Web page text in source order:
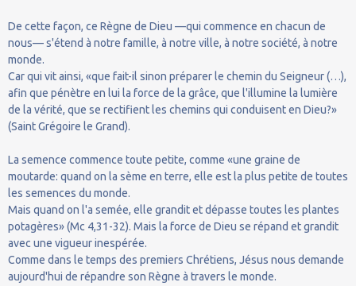
De cette façon, ce Règne de Dieu —qui commence en chacun de
nous— s'étend à notre famille, à notre ville, à notre société, à notre
monde.
Car qui vit ainsi, «que fait-il sinon préparer le chemin du Seigneur (…),
afin que pénètre en lui la force de la grâce, que l'illumine la lumière
de la vérité, que se rectifient les chemins qui conduisent en Dieu?»
(Saint Grégoire le Grand).
La semence commence toute petite, comme «une graine de
moutarde: quand on la sème en terre, elle est la plus petite de toutes
les semences du monde.
Mais quand on l'a semée, elle grandit et dépasse toutes les plantes
potagères» (Mc 4,31-32). Mais la force de Dieu se répand et grandit
avec une vigueur inespérée.
Comme dans le temps des premiers Chrétiens, Jésus nous demande
aujourd'hui de répandre son Règne à travers le monde.